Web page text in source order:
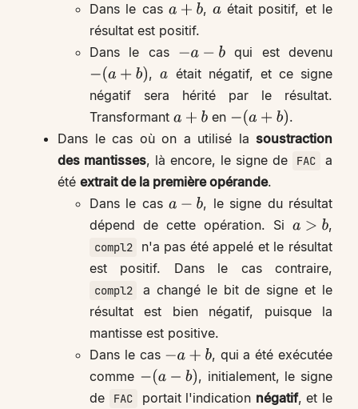
Dans le cas a+b ,aétait positif, et le
résultat est positif.
Dans le cas −a− b
qui est devenu
−(a+ b) , a était négatif, et ce signe
négatif sera hérité par le résultat.
Transformant a+b en −(a+ b)
.
Dans le cas où on a utilisé la soustraction
des mantisses, là encore, le signe de FAC
a
été extrait de la première opérande.
Dans le casa−b
, le signe du résultat
dépend de cette opération. Si a>b ,
compl2
n'a pas été appelé et le résultat
est positif. Dans le cas contraire,
compl2
a changé le bit de signe et le
résultat est bien négatif, puisque la
mantisse est positive.
Dans le cas −a+b
, qui a été exécutée
comme −(a− b)
, initialement, le signe
de
FAC portait l'indication négatif, et le